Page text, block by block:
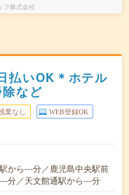
フ株式会社
払いOK＊ホテル
など
業なし WEB登録OK
から---分／鹿児島中央駅前
分／天文館通駅から---分